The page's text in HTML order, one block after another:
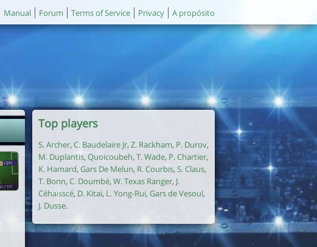
Manual Forum Terms of Service Privacy A propósito
Top players
S. Archer, C. Baudelaire Jr, Z. Rackham, P. Durov,
M. Duplantis,Quoicoubeh, T. Wade, P. Chartier,
K. Hamard, Gars De Melun, R. Courbis, S. Claus,
T. Bonn, C. Doumbé, W. Texas Ranger, J.
Céhaisscé, D. Kitai, L. Yong-Rui, Gars de Vesoul,
J. Dusse.